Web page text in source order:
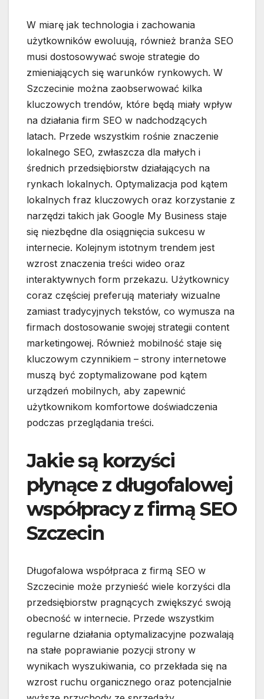
W miarę jak technologia i zachowania
użytkowników ewoluują, również branża SEO
musi dostosowywać swoje strategie do
zmieniających się warunków rynkowych. W
Szczecinie można zaobserwować kilka
kluczowych trendów, które będą miały wpływ
na działania firm SEO w nadchodzących
latach. Przede wszystkim rośnie znaczenie
lokalnego SEO, zwłaszcza dla małych i
średnich przedsiębiorstw działających na
rynkach lokalnych. Optymalizacja pod kątem
lokalnych fraz kluczowych oraz korzystanie z
narzędzi takich jak Google My Business staje
się niezbędne dla osiągnięcia sukcesu w
internecie. Kolejnym istotnym trendem jest
wzrost znaczenia treści wideo oraz
interaktywnych form przekazu. Użytkownicy
coraz częściej preferują materiały wizualne
zamiast tradycyjnych tekstów, co wymusza na
firmach dostosowanie swojej strategii content
marketingowej. Również mobilność staje się
kluczowym czynnikiem – strony internetowe
muszą być zoptymalizowane pod kątem
urządzeń mobilnych, aby zapewnić
użytkownikom komfortowe doświadczenia
podczas przeglądania treści.
Jakie są korzyści
płynące z długofalowej
współpracy z firmą SEO
Szczecin
Długofalowa współpraca z firmą SEO w
Szczecinie może przynieść wiele korzyści dla
przedsiębiorstw pragnących zwiększyć swoją
obecność w internecie. Przede wszystkim
regularne działania optymalizacyjne pozwalają
na stałe poprawianie pozycji strony w
wynikach wyszukiwania, co przekłada się na
wzrost ruchu organicznego oraz potencjalnie